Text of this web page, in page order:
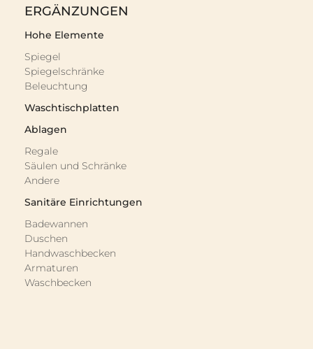
ERGÄNZUNGEN
Hohe Elemente
Spiegel
Spiegelschränke
Beleuchtung
Waschtischplatten
Ablagen
Regale
Säulen und Schränke
Andere
Sanitäre Einrichtungen
Badewannen
Duschen
Handwaschbecken
Armaturen
Waschbecken